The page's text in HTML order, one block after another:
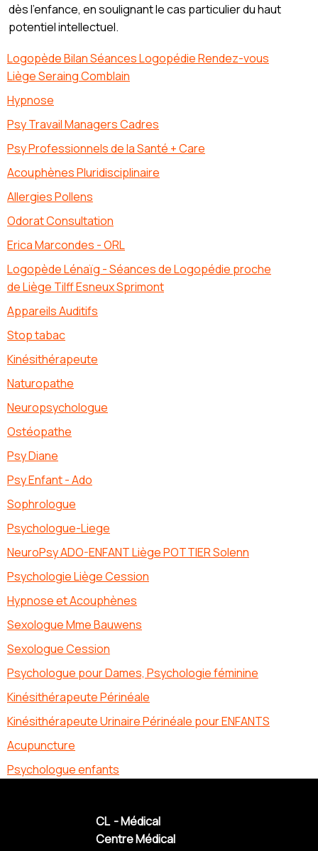
dès l’enfance, en soulignant le cas particulier du haut
potentiel intellectuel.
Logopède Bilan Séances Logopédie Rendez-vous
Liège Seraing Comblain
Hypnose
Psy Travail Managers Cadres
Psy Professionnels de la Santé + Care
Acouphènes Pluridisciplinaire
Allergies Pollens
Odorat Consultation
Erica Marcondes - ORL
Logopède Lénaïg - Séances de Logopédie proche
de Liège Tilff Esneux Sprimont
Appareils Auditifs
Stop tabac
Kinésithérapeute
Naturopathe
Neuropsychologue
Ostéopathe
Psy Diane
Psy Enfant - Ado
Sophrologue
Psychologue-Liege
NeuroPsy ADO-ENFANT Liège POTTIER Solenn
Psychologie Liège Cession
Hypnose et Acouphènes
Sexologue Mme Bauwens
Sexologue Cession
Psychologue pour Dames, Psychologie féminine
Kinésithérapeute Périnéale
Kinésithérapeute Urinaire Périnéale pour ENFANTS
Acupuncture
Psychologue enfants
CL - Médical
Centre Médical